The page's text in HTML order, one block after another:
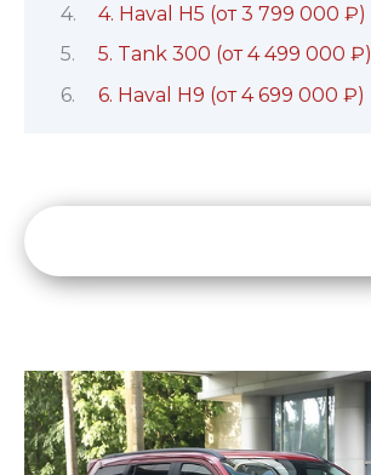
4. Haval H5 (от 3 799 000 ₽)
5. Tank 300 (от 4 499 000 ₽)
6. Haval H9 (от 4 699 000 ₽)